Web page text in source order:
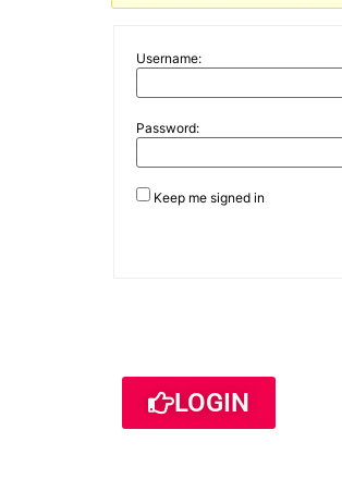
Username:
Password:
Keep me signed in
LOGIN